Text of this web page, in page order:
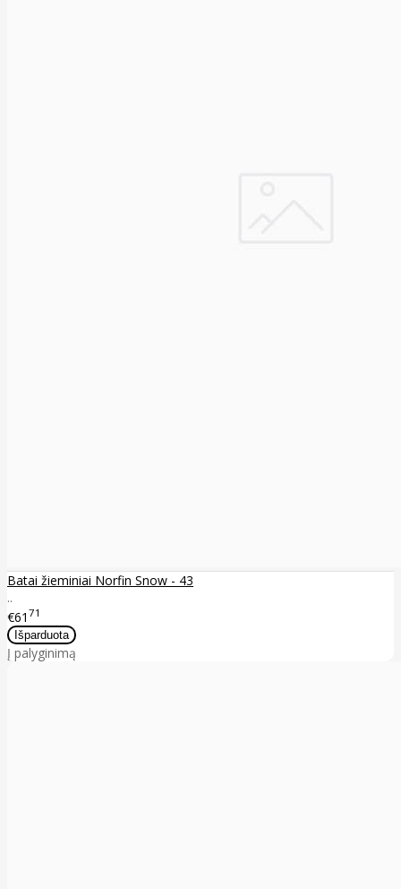
Batai žieminiai Norfin Snow - 43
..
€61 71
Į palyginimą